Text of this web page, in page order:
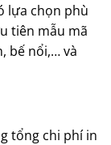
lựa chọn phù
tiên mẫu mã
bế nổi,… và
tổng chi phí in